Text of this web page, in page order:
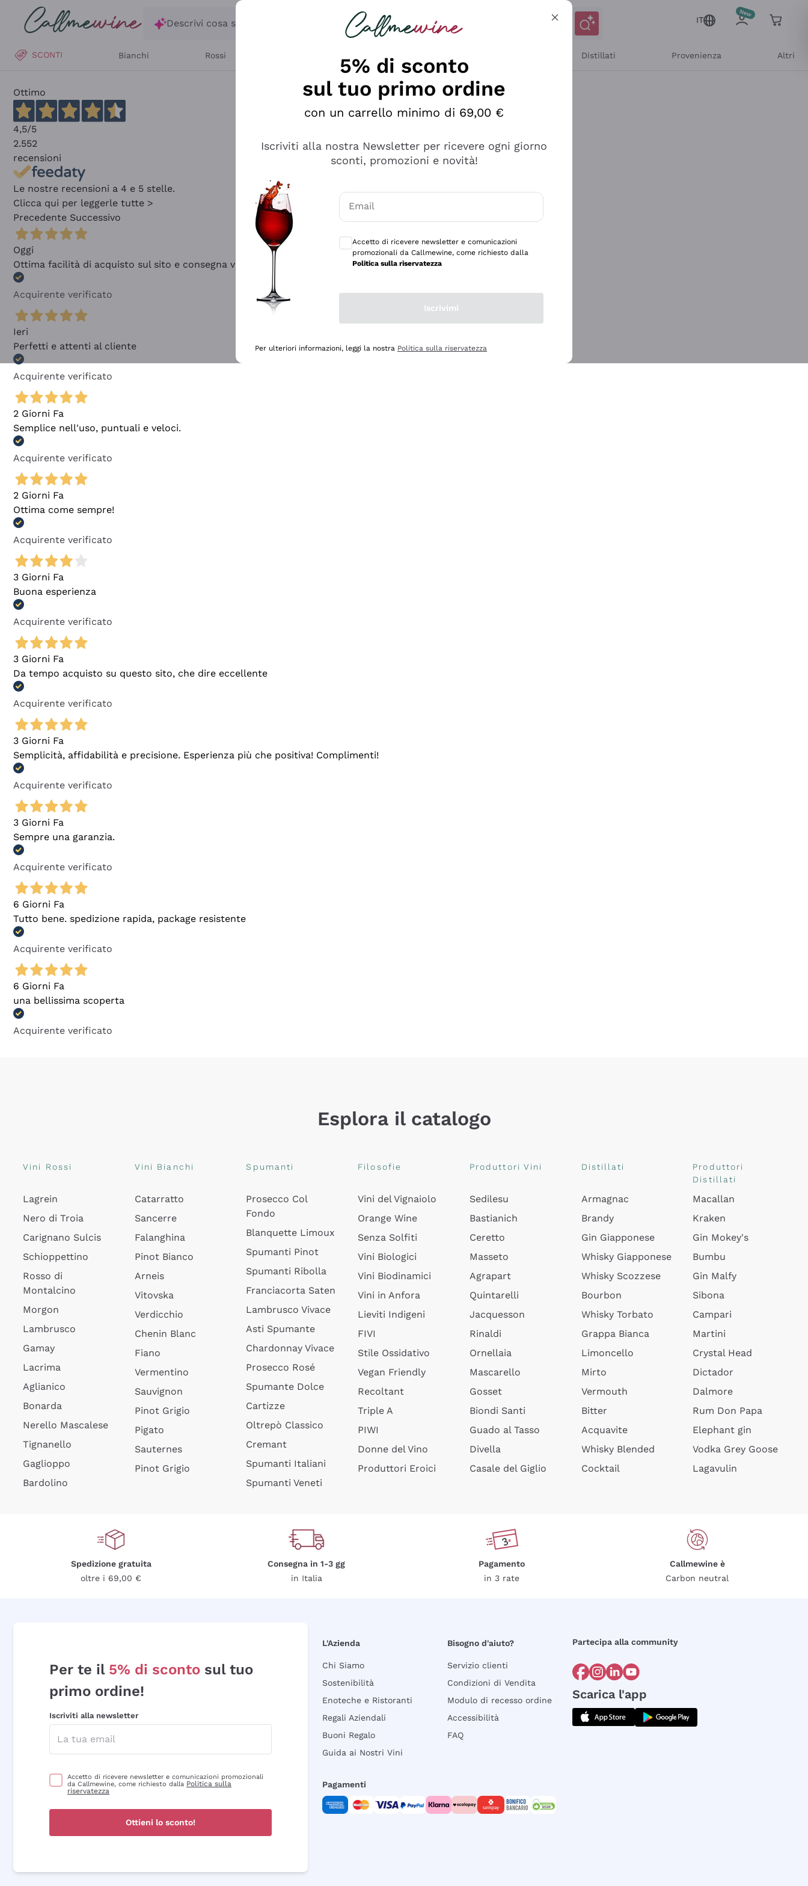
Salta al contenuto principale
Descrivi cosa stai cercando
IT
SCONTI Bianchi Rossi Distillati Provenienza Altri
Ottimo
4,5/5
2.552
recensioni
Le nostre recensioni a 4 e 5 stelle.
Clicca qui per leggerle tutte >
Precedente Successivo
Oggi
Ottima facilità di acquisto sul sito e consegna velocissima
Acquirente verificato
Ieri
Perfetti e attenti al cliente
Acquirente verificato
2 Giorni Fa
Semplice nell'uso, puntuali e veloci.
Acquirente verificato
2 Giorni Fa
Ottima come sempre!
Acquirente verificato
3 Giorni Fa
Buona esperienza
Acquirente verificato
3 Giorni Fa
Da tempo acquisto su questo sito, che dire eccellente
Acquirente verificato
3 Giorni Fa
Semplicità, affidabilità e precisione. Esperienza più che positiva! Complimenti!
Acquirente verificato
3 Giorni Fa
Sempre una garanzia.
Acquirente verificato
6 Giorni Fa
Tutto bene. spedizione rapida, package resistente
Acquirente verificato
6 Giorni Fa
una bellissima scoperta
Acquirente verificato
Esplora il catalogo
Vini Rossi
Lagrein
Nero di Troia
Carignano Sulcis
Schioppettino
Rosso di
Montalcino
Morgon
Lambrusco
Gamay
Lacrima
Aglianico
Bonarda
Nerello Mascalese
Tignanello
Gaglioppo
Bardolino
Vini Bianchi
Catarratto
Sancerre
Falanghina
Pinot Bianco
Arneis
Vitovska
Verdicchio
Chenin Blanc
Fiano
Vermentino
Sauvignon
Pinot Grigio
Pigato
Sauternes
Pinot Grigio
Spumanti
Prosecco Col
Fondo
Blanquette Limoux
Spumanti Pinot
Spumanti Ribolla
Franciacorta Saten
Lambrusco Vivace
Asti Spumante
Chardonnay Vivace
Prosecco Rosé
Spumante Dolce
Cartizze
Oltrepò Classico
Cremant
Spumanti Italiani
Spumanti Veneti
Filosofie
Vini del Vignaiolo
Orange Wine
Senza Solfiti
Vini Biologici
Vini Biodinamici
Vini in Anfora
Lieviti Indigeni
FIVI
Stile Ossidativo
Vegan Friendly
Recoltant
Triple A
PIWI
Donne del Vino
Produttori Eroici
Produttori Vini
Sedilesu
Bastianich
Ceretto
Masseto
Agrapart
Quintarelli
Jacquesson
Rinaldi
Ornellaia
Mascarello
Gosset
Biondi Santi
Guado al Tasso
Divella
Casale del Giglio
Distillati
Armagnac
Brandy
Gin Giapponese
Whisky Giapponese
Whisky Scozzese
Bourbon
Whisky Torbato
Grappa Bianca
Limoncello
Mirto
Vermouth
Bitter
Acquavite
Whisky Blended
Cocktail
Produttori
Distillati
Macallan
Kraken
Gin Mokey's
Bumbu
Gin Malfy
Sibona
Campari
Martini
Crystal Head
Dictador
Dalmore
Rum Don Papa
Elephant gin
Vodka Grey Goose
Lagavulin
Spedizione gratuita
oltre i 69,00 €
Consegna in 1-3 gg
in Italia
Pagamento
in 3 rate
Callmewine è
Carbon neutral
Per te il 5% di sconto sul tuo
primo ordine!
Iscriviti alla newsletter
Accetto di ricevere newsletter e comunicazioni promozionali
da Callmewine, come richiesto dalla Politica sulla
riservatezza
Ottieni lo sconto!
L'Azienda
Chi Siamo
Sostenibilità
Enoteche e Ristoranti
Regali Aziendali
Buoni Regalo
Guida ai Nostri Vini
Bisogno d'aiuto?
Servizio clienti
Condizioni di Vendita
Modulo di recesso ordine
Accessibilità
FAQ
Partecipa alla community
Scarica l'app
Pagamenti
5% di sconto
sul tuo primo ordine
con un carrello minimo di 69,00 €
Iscriviti alla nostra Newsletter per ricevere ogni giorno
sconti, promozioni e novità!
Email
Accetto di ricevere newsletter e comunicazioni
promozionali da Callmewine, come richiesto dalla
Politica sulla riservatezza
Iscrivimi
Per ulteriori informazioni, leggi la nostra Politica sulla riservatezza